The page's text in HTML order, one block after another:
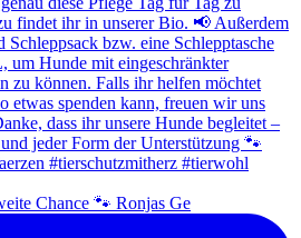
Chance 🐾 Ronjas Ge